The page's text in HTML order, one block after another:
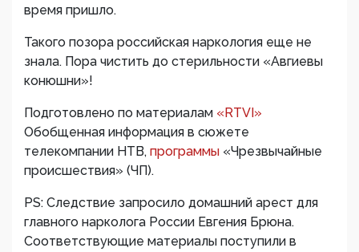
время пришло.
Такого позора российская наркология еще не
знала. Пора чистить до стерильности «Авгиевы
конюшни»!
Подготовлено по материалам «RTVI»
Обобщенная информация в сюжете
телекомпании НТВ, программы «Чрезвычайные
происшествия» (ЧП).
PS: Следствие запросило домашний арест для
главного нарколога России Евгения Брюна.
Соответствующие материалы поступили в